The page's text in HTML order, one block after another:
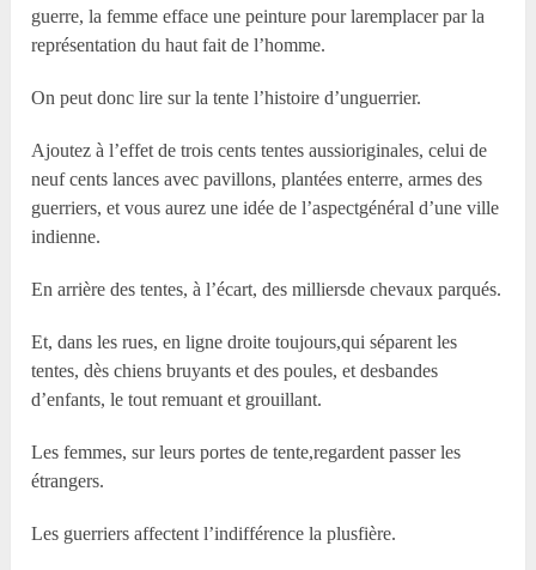
guerre, la femme efface une peinture pour laremplacer par la
représentation du haut fait de l’homme.
On peut donc lire sur la tente l’histoire d’unguerrier.
Ajoutez à l’effet de trois cents tentes aussioriginales, celui de
neuf cents lances avec pavillons, plantées enterre, armes des
guerriers, et vous aurez une idée de l’aspectgénéral d’une ville
indienne.
En arrière des tentes, à l’écart, des milliersde chevaux parqués.
Et, dans les rues, en ligne droite toujours,qui séparent les
tentes, dès chiens bruyants et des poules, et desbandes
d’enfants, le tout remuant et grouillant.
Les femmes, sur leurs portes de tente,regardent passer les
étrangers.
Les guerriers affectent l’indifférence la plusfière.